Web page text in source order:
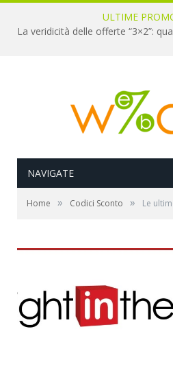
ULTIME
NAVIGATE
Home » Codici Sconto » Le